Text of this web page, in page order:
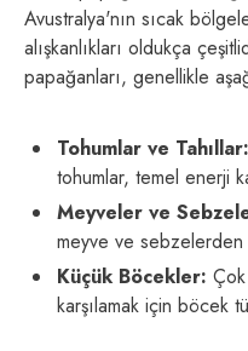
Avustralya'nın sıcak
alışkanlıkları oldukça
papağanları, genellikle
Tohumlar ve Tahıllar:
tohumlar, temel enerji
Meyveler ve
meyve ve sebzelerden
Küçük Böcekler:
karşılamak için böcek